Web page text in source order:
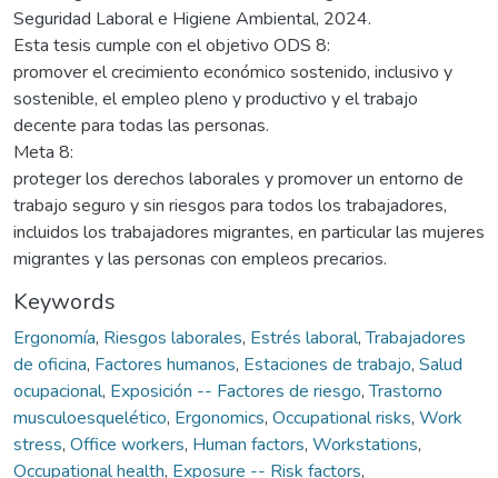
Seguridad Laboral e Higiene Ambiental, 2024.
Esta tesis cumple con el objetivo ODS 8:
promover el crecimiento económico sostenido, inclusivo y
sostenible, el empleo pleno y productivo y el trabajo
decente para todas las personas.
Meta 8:
proteger los derechos laborales y promover un entorno de
trabajo seguro y sin riesgos para todos los trabajadores,
incluidos los trabajadores migrantes, en particular las mujeres
migrantes y las personas con empleos precarios.
Keywords
Ergonomía, Riesgos laborales, Estrés laboral,Trabajadores
de oficina, Factores humanos, Estaciones de trabajo, Salud
ocupacional, Exposición -- Factores de riesgo,Trastorno
musculoesquelético, Ergonomics, Occupational risks, Work
stress, Office workers, Human factors, Workstations,
Occupational health, Exposure -- Risk factors,